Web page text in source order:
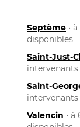
Septème •
disponibles
Saint-Just-
Saint-
Valencin •